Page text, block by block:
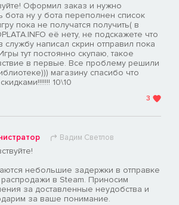
Оформил заказ и нужно
бота ну у бота переполнен список
пока не получатся получить( в
её нету, не подскажете что
службу написал скрин отправил пока
тут постоянно скупаю, такое
в первые. Все проблему решили
магазину спасибо что
10\10
3
Вадим Светлов
небольшие задержки в отправке
распродажи в Steam. Приносим
за доставленные неудобства и
за ваше понимание.